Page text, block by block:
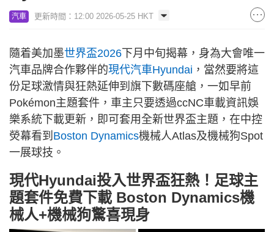
汽車 更新時間：12:00 2026-05-25 HKT
隨着美加墨世界盃2026 下月中旬揭幕，身為大會唯一
汽車品牌合作夥伴的現代汽車Hyundai ，當然要將這
份足球激情與狂熱延伸到旗下數碼座艙，一如早前
Pokémon主題套件，車主只要透過ccNC車載資訊娛
樂系統下載更新，即可套用全新世界盃主題，在中控
熒幕看到 Boston Dynamics機械人Atlas及機械狗Spot
一展球技。
現代Hyundai投入世界盃狂熱！足球主
題套件免費下載 Boston Dynamics機
械人+機械狗驚喜現身